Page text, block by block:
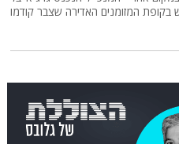
המזומנים האדירה שצבר קודמו